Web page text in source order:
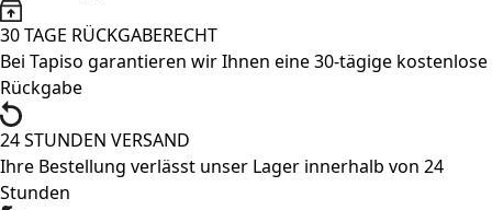
30 TAGE RÜCKGABERECHT
Bei Tapiso garantieren wir Ihnen eine 30-tägige kostenlose
Rückgabe
24 STUNDEN VERSAND
Ihre Bestellung verlässt unser Lager innerhalb von 24
Stunden